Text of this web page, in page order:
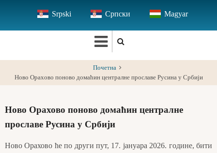
main
Srpski Српски Magyar
Почетна
Ново Орахово поново домаћин централне прославе Русина у Србији
Ново Орахово поново домаћин централне
прославе Русина у Србији
Ново Орахово ће по други пут, 17. јануара 2026. године, бити